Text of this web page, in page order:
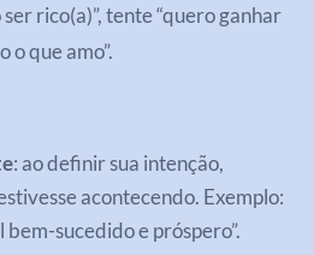
rico(a)”, tente “quero ganhar
o que amo”.
: ao definir sua intenção,
acontecendo. Exemplo:
bem-sucedido e próspero”.